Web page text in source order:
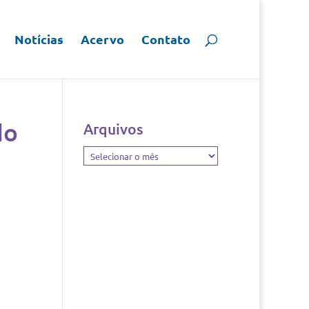
Notícias Acervo Contato
Arquivos
Arquivos